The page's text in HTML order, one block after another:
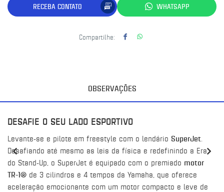
RECEBA CONTATO WHATSAPP
Compartilhe:
OBSERVAÇÕES
DESAFIE O SEU LADO ESPORTIVO
Levante-se e pilote em freestyle com o lendário SuperJet
Desafiando até mesmo as leis da física e redefinindo a Era
do Stand-Up, o SuperJet é equipado com o premiado motor
TR-1® de 3 cilindros e 4 tempos da Yamaha, que oferece
aceleração emocionante com um motor compacto e leve de